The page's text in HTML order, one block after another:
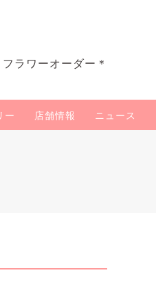
ラワーオーダー＊
ー 店舗情報 ニュース